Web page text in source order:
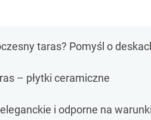
taras? Pomyśl o
– płytki ceramiczne
i odporne na